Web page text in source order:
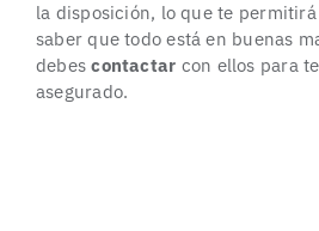
la disposición, lo que te
saber que todo está en buenas
debescontactar con ellos para
asegurado.